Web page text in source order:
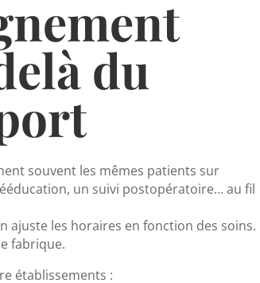
du
souvent les mêmes patients sur
un suivi postopératoire… au fil
ajuste les horaires en fonction des soins.
fabrique.
établissements :